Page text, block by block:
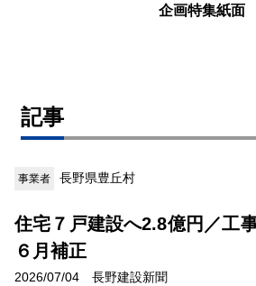
企画特集紙面
記事
事業者 長野県豊丘村
住宅７戸建設へ2.8億円／工
６月補正
2026/07/04 長野建設新聞